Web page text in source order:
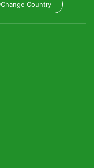
Change Country